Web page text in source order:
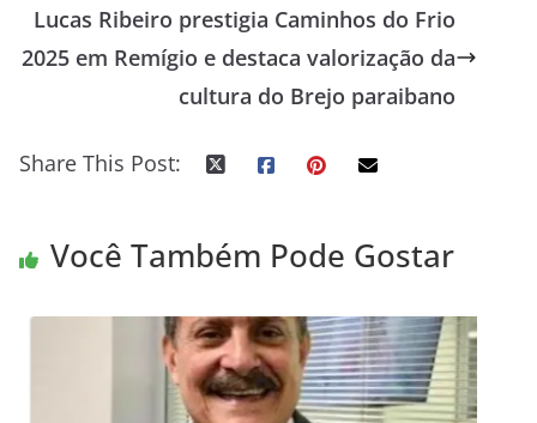
Lucas Ribeiro prestigia Caminhos do Frio
2025 em Remígio e destaca valorização da
cultura do Brejo paraibano
Share This Post:
Você Também Pode Gostar